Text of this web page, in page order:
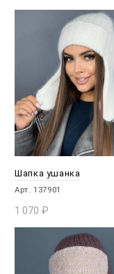
В КОРЗИНУ
Шапка ушанка
Арт. 137901
1 070 ₽
В КОРЗИНУ